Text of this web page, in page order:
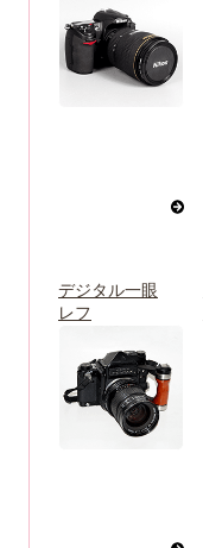
デジタル一眼
レフ